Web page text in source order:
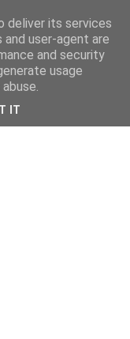
deliver its services
user-agent are
and security
usage
IT